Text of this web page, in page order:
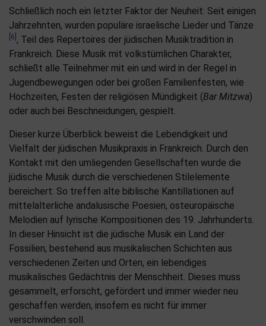
Schließlich noch ein letzter Faktor der Neuheit: Seit einigen
Jahrzehnten, wurden populäre israelische Lieder und Tänze
[6] , Teil des Repertoires der jüdischen Musiktradition in
Frankreich. Diese Musik mit volkstümlichen Charakter,
schließt alle Teilnehmer mit ein und wird in der Regel in
Jugendbewegungen oder bei großen Familienfesten, wie
Hochzeiten, Festen der religiösen Mündigkeit (Bar Mitzwa)
oder auch bei Beschneidungen, gespielt.
Dieser kurze Überblick beweist die Lebendigkeit und
Vielfalt der jüdischen Musikpraxis in Frankreich. Durch den
Kontakt mit den umliegenden Gesellschaften wurde die
jüdische Musik durch die verschiedenen Stilelemente
bereichert: So treffen alte biblische Kantillationen auf
mittelalterliche andalusische Poesien, osteuropäische
Melodien auf lyrische Kompositionen des 19. Jahrhunderts.
In dieser Hinsicht ist die jüdische Musik ein Land der
Fossilien, bestehend aus musikalischen Schichten aus
verschiedenen Zeiten und Orten, ein lebendiges
musikalisches Gedächtnis der Menschheit. Dieses muss
gesammelt, erforscht, gefördert und immer wieder neu
geschaffen werden, insofern es nicht für immer
verschwinden soll.